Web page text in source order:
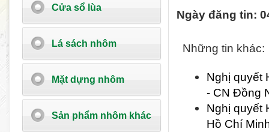
Cửa sổ lùa
Lá sách nhôm
Mặt dựng nhôm
Sản phẩm nhôm khác
Ngày đăng tin:
Những tin khác:
Nghị quyết
- CN Đồng
Nghị quyết
Hồ Chí